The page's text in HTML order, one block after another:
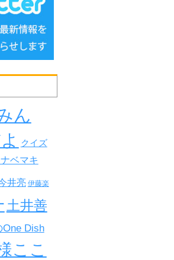
ん
クイズ
ベマキ
井亮 伊藤楽
土井善
Dish
ここ